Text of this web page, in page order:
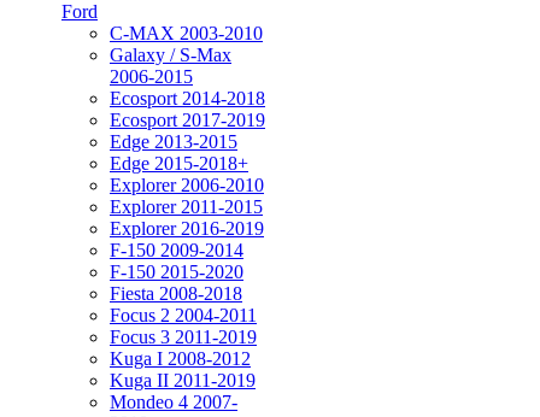
Ford
C-MAX 2003-2010
Galaxy / S-Max
2006-2015
Ecosport 2014-2018
Ecosport 2017-2019
Edge 2013-2015
Edge 2015-2018+
Explorer 2006-2010
Explorer 2011-2015
Explorer 2016-2019
F-150 2009-2014
F-150 2015-2020
Fiesta 2008-2018
Focus 2 2004-2011
Focus 3 2011-2019
Kuga I 2008-2012
Kuga II 2011-2019
Mondeo 4 2007-